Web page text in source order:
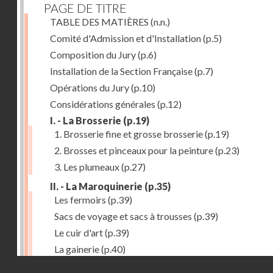
PAGE DE TITRE
TABLE DES MATIÈRES (n.n.)
Comité d'Admission et d'Installation(p.5)
Composition du Jury(p.6)
Installation de la Section Française(p.7)
Opérations du Jury(p.10)
Considérations générales (p.12)
I. - La Brosserie (p.19)
1. Brosserie fine et grosse brosserie(p.19)
2. Brosses et pinceaux pour la peinture(p.23)
3. Les plumeaux(p.27)
II. - La Maroquinerie (p.35)
Les fermoirs (p.39)
Sacs de voyage et sacs à trousses (p.39)
Le cuir d'art(p.39)
La gainerie(p.40)